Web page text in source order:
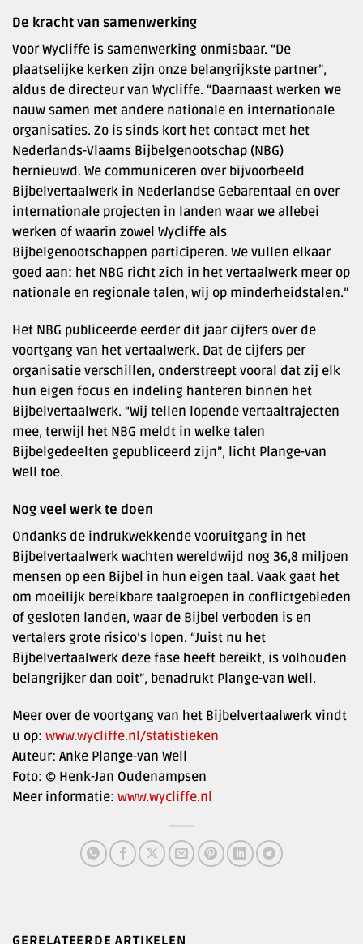
De kracht van samenwerking
Voor Wycliffe is samenwerking onmisbaar. “De
plaatselijke kerken zijn onze belangrijkste partner”,
aldus de directeur van Wycliffe. “Daarnaast werken we
nauw samen met andere nationale en internationale
organisaties. Zo is sinds kort het contact met het
Nederlands-Vlaams Bijbelgenootschap (NBG)
hernieuwd. We communiceren over bijvoorbeeld
Bijbelvertaalwerk in Nederlandse Gebarentaal en over
internationale projecten in landen waar we allebei
werken of waarin zowel Wycliffe als
Bijbelgenootschappen participeren. We vullen elkaar
goed aan: het NBG richt zich in het vertaalwerk meer op
nationale en regionale talen, wij op minderheidstalen.”
Het NBG publiceerde eerder dit jaar cijfers over de
voortgang van het vertaalwerk. Dat de cijfers per
organisatie verschillen, onderstreept vooral dat zij elk
hun eigen focus en indeling hanteren binnen het
Bijbelvertaalwerk. “Wij tellen lopende vertaaltrajecten
mee, terwijl het NBG meldt in welke talen
Bijbelgedeelten gepubliceerd zijn”, licht Plange-van
Well toe.
Nog veel werk te doen
Ondanks de indrukwekkende vooruitgang in het
Bijbelvertaalwerk wachten wereldwijd nog 36,8 miljoen
mensen op een Bijbel in hun eigen taal. Vaak gaat het
om moeilijk bereikbare taalgroepen in conflictgebieden
of gesloten landen, waar de Bijbel verboden is en
vertalers grote risico’s lopen. “Juist nu het
Bijbelvertaalwerk deze fase heeft bereikt, is volhouden
belangrijker dan ooit”, benadrukt Plange-van Well.
Meer over de voortgang van het Bijbelvertaalwerk vindt
u op: www.wycliffe.nl/statistieken
Auteur: Anke Plange-van Well
Foto: © Henk-Jan Oudenampsen
Meer informatie: www.wycliffe.nl
GERELATEERDE ARTIKELEN